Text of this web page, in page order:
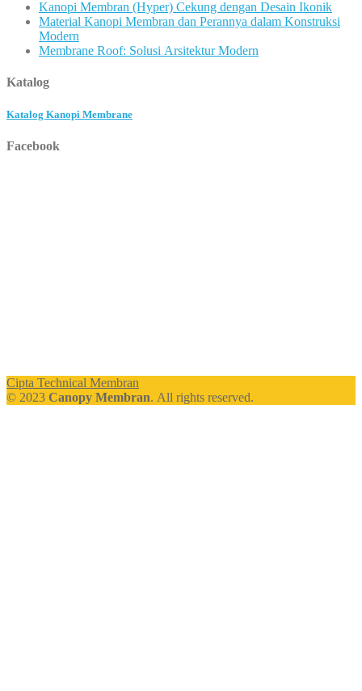
Kanopi Membran (Hyper) Cekung dengan Desain Ikonik
Material Kanopi Membran dan Perannya dalam Konstruksi
Modern
Membrane Roof: Solusi Arsitektur Modern
Katalog
Katalog Kanopi Membrane
Facebook
Cipta Technical Membran
© 2023 Canopy Membran. All rights reserved.